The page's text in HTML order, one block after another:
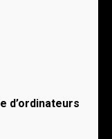
d’ordinateurs